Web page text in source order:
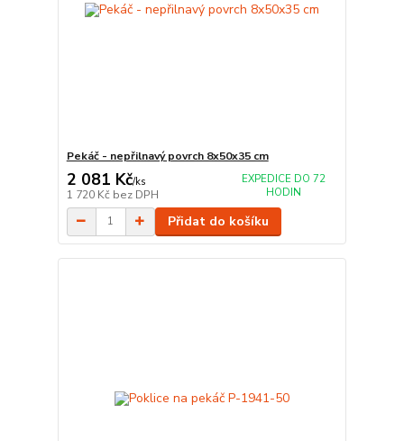
Pekáč - nepřilnavý povrch 8x50x35 cm
2 081 Kč/ks
1 720 Kč bez DPH
EXPEDICE DO 72
HODIN
Přidat do košíku